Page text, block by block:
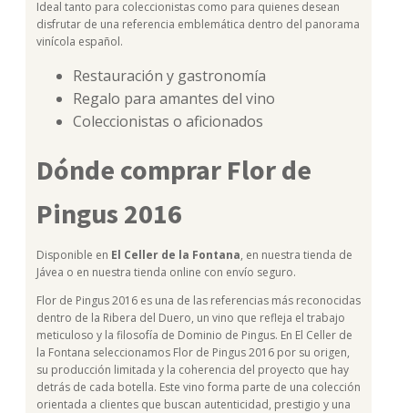
Ideal tanto para coleccionistas como para quienes desean
disfrutar de una referencia emblemática dentro del panorama
vinícola español.
Restauración y gastronomía
Regalo para amantes del vino
Coleccionistas o aficionados
Dónde comprar Flor de
Pingus 2016
Disponible en El Celler de la Fontana, en nuestra tienda de
Jávea o en nuestra tienda online con envío seguro.
Flor de Pingus 2016 es una de las referencias más reconocidas
dentro de la Ribera del Duero, un vino que refleja el trabajo
meticuloso y la filosofía de Dominio de Pingus. En El Celler de
la Fontana seleccionamos Flor de Pingus 2016 por su origen,
su producción limitada y la coherencia del proyecto que hay
detrás de cada botella. Este vino forma parte de una colección
orientada a clientes que buscan autenticidad, prestigio y una